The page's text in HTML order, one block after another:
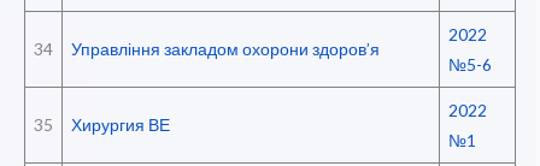
34 Управління закладом охорони здоров’я
2022
№5-6
35 Хирургия ВЕ
2022
№1